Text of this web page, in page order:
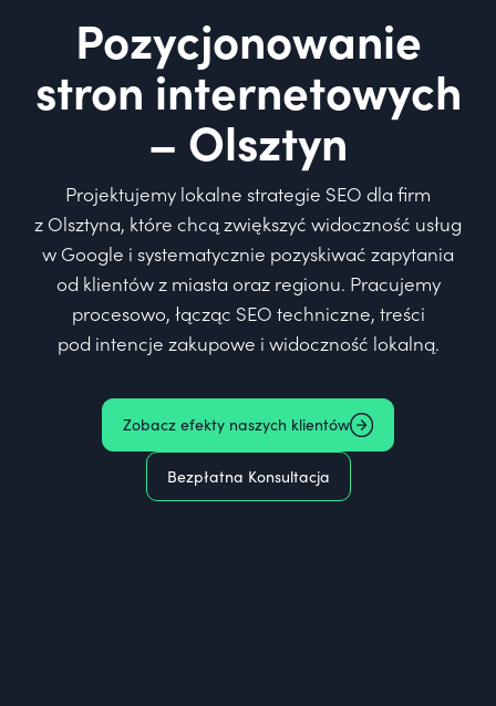
Pozycjonowanie
stron internetowych
– Olsztyn
Projektujemy lokalne strategie SEO dla firm
z Olsztyna, które chcą zwiększyć widoczność usług
w Google i systematycznie pozyskiwać zapytania
od klientów z miasta oraz regionu. Pracujemy
procesowo, łącząc SEO techniczne, treści
pod intencje zakupowe i widoczność lokalną.
Zobacz efekty naszych klientów
Bezpłatna Konsultacja